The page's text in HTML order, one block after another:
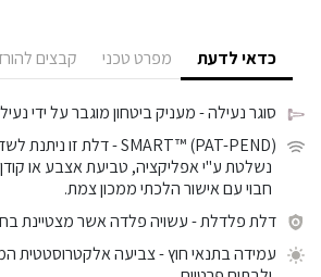
כדאי לדעת מפרט טכני קבצים
סוגר נעילה- מעניק ביטחון מוגבר על ידי
SMART™ (PAT-PEND)- דלת זו ניתנת
נשלטת ע"י אפליקציה, טביעת אצבע או קודן
חבוי עם אישור הלכתי ממכון צמת.
דלת פלדלת- עשויה פלדה אשר מצטיינת
עמידה בתנאי חוץ- צביעה אלקטרוסטטית